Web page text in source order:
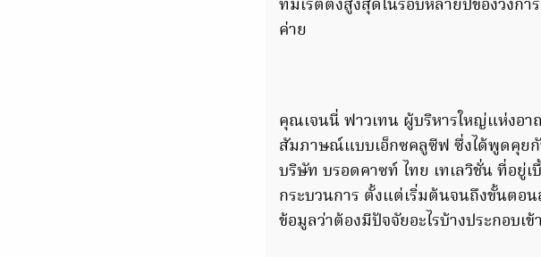
ที่มีเรตติ้งสูงสุดในรอบหลายปีของวงก
ค่าย
คุณเจนนี่ ฟาวเทน ผู้บริหารใหญ่แห่งอา
สัมภาษณ์แบบเอ็กซคลูซีฟ ซึ่งได้พูดคุย
บริษัท บรอดคาซท์ ไทย เทเลวิชั่น ที่อยู่
กระบวนการ ตั้งแต่เริ่มต้นจนถึงขั้นตอน
ข้อมูลว่าต้องมีปัจจัยอะไรบ้างประกอบเ